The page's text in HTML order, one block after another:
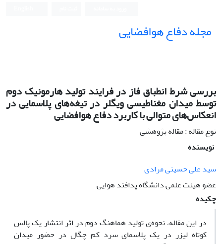
مجله دفاع هوافضایی
بررسی شرط انطباق فاز در فرایند تولید هارمونیک دوم
توسط میدان مغناطیسی ویگلر در تیغه‌های پلاسمایی در
انعکاس‌های متوالی‌ با کاربرد دفاع هوافضایی
نوع مقاله : مقاله پژوهشی
نویسنده
سید علی حسینی مرادی
عضو هیئت علمی دانشگاه پدافند هوایی
چکیده
در این مقاله، نحوه‌ی تولید هماهنگ دوم در اثر انتشار یک پالس
کوتاه لیزر در یک پلاسمای سرد کم چگال در حضور میدان